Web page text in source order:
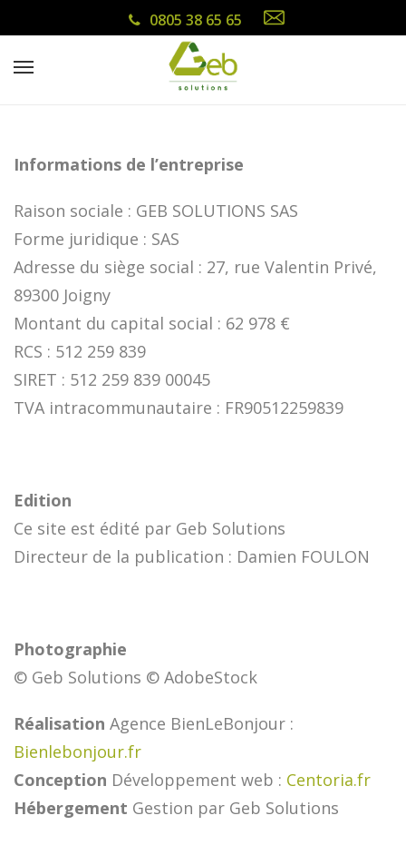
0805 38 65 65
Informations de l’entreprise
Raison sociale : GEB SOLUTIONS SAS
Forme juridique : SAS
Adresse du siège social : 27, rue Valentin Privé,
89300 Joigny
Montant du capital social : 62 978 €
RCS : 512 259 839
SIRET : 512 259 839 00045
TVA intracommunautaire : FR90512259839
Edition
Ce site est édité par Geb Solutions
Directeur de la publication : Damien FOULON
Photographie
© Geb Solutions © AdobeStock
Réalisation Agence BienLeBonjour :
Bienlebonjour.fr
Conception Développement web : Centoria.fr
Hébergement Gestion par Geb Solutions